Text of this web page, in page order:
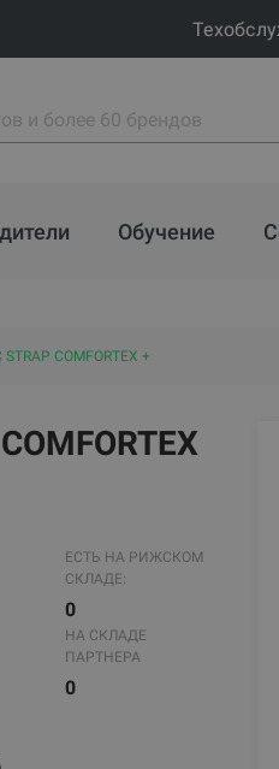
Обучение
STRAP COMFORTEX +
ЕСТЬ НА РИЖСКОМ
СКЛАДЕ:
0
НА СКЛАДЕ
ПАРТНЕРА
0